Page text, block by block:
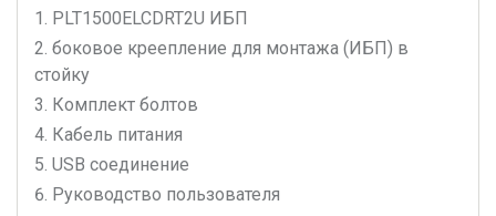
PLT1500ELCDRT2U ИБП
боковое креепление для монтажа (ИБП) в
стойку
Комплект болтов
Кабель питания
USB соединение
Руководство пользователя